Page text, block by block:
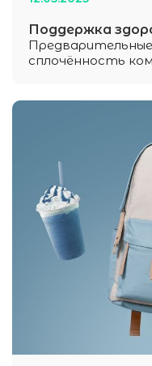
Поддержка
сплочённость